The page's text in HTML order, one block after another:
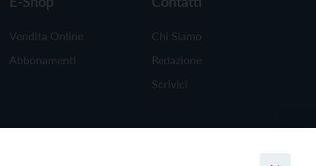
Vendita Online
Abbonamenti
Chi Siamo
Redazione
Scrivici